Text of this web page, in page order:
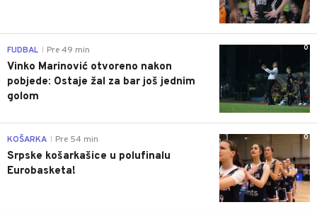
0
FUDBAL Pre 49 min
Vinko Marinović otvoreno nakon
pobjede: Ostaje žal za bar još jednim
golom
0
KOŠARKA Pre 54 min
Srpske košarkašice u polufinalu
Eurobasketa!